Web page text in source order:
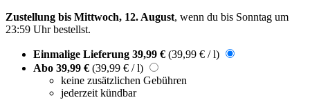
Zustellung bis Mittwoch, 12. August, wenn du bis Sonntag um
23:59 Uhrbestellst.
Einmalige Lieferung 39,99 € (39,99 € / l)
Abo 39,99 € (39,99 € / l)
keine zusätzlichen Gebühren
jederzeit kündbar